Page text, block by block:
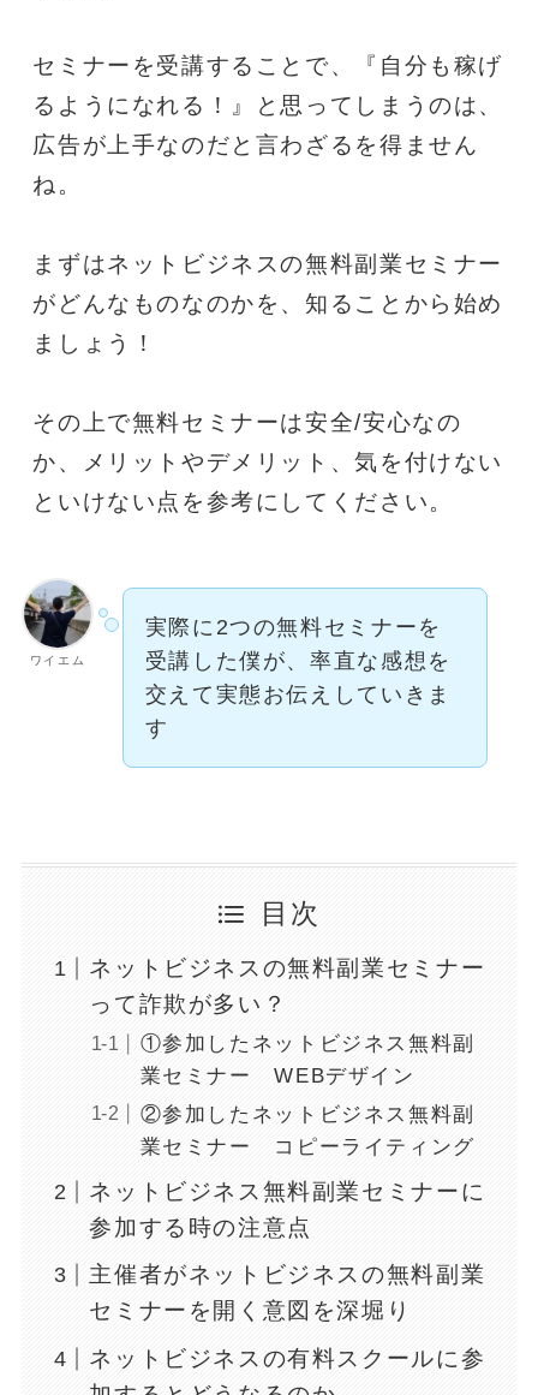
セミナーを受講することで、『自分も稼げ
るようになれる！』と思ってしまうのは、
広告が上手なのだと言わざるを得ません
ね。
まずはネットビジネスの無料副業セミナー
がどんなものなのかを、知ることから始め
ましょう！
その上で無料セミナーは安全/安心なの
か、メリットやデメリット、気を付けない
といけない点を参考にしてください。
ワイエム
実際に2つの無料セミナーを
受講した僕が、率直な感想を
交えて実態お伝えしていきま
す
目次
ネットビジネスの無料副業セミナー
って詐欺が多い？
①参加したネットビジネス無料副
業セミナー WEBデザイン
②参加したネットビジネス無料副
業セミナー コピーライティング
ネットビジネス無料副業セミナーに
参加する時の注意点
主催者がネットビジネスの無料副業
セミナーを開く意図を深堀り
ネットビジネスの有料スクールに参